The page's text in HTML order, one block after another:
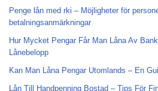
Penge lån med rki – Möjligheter för
betalningsanmärkningar
Hur Mycket Pengar Får Man Låna Av
Lånebelopp
Kan Man Låna Pengar Utomlands – En
Lån Till Handpenning Bostad – Tips För